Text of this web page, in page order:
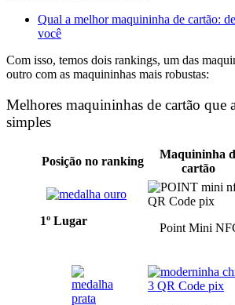
Qual a melhor maquininha de cartão:
você
Com isso, temos dois rankings, um das
outro com as maquininhas mais robustas:
Melhores maquininhas de cartão que
simples
Posição no ranking
Maquininha
cartão
1º Lugar
Point Mini